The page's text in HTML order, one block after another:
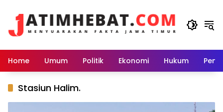
Home Umum Politik Ekonomi Hukum
Stasiun Halim.